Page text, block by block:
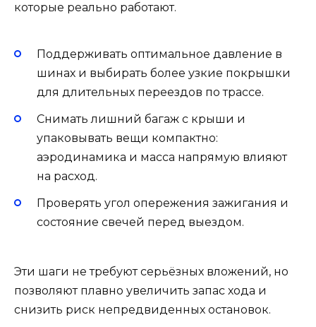
которые реально работают.
Поддерживать оптимальное давление в
шинах и выбирать более узкие покрышки
для длительных переездов по трассе.
Снимать лишний багаж с крыши и
упаковывать вещи компактно:
аэродинамика и масса напрямую влияют
на расход.
Проверять угол опережения зажигания и
состояние свечей перед выездом.
Эти шаги не требуют серьёзных вложений, но
позволяют плавно увеличить запас хода и
снизить риск непредвиденных остановок.